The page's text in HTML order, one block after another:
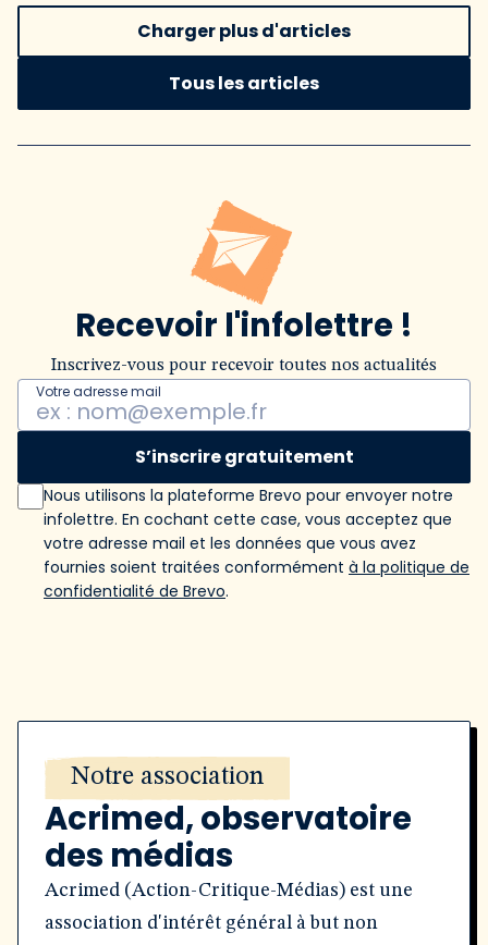
Charger plus d'articles
Tous les articles
Recevoir l'infolettre !
Inscrivez-vous pour recevoir toutes nos actualités
Votre adresse mail
S’inscrire gratuitement
Nous utilisons la plateforme Brevo pour envoyer notre
infolettre. En cochant cette case, vous acceptez que
votre adresse mail et les données que vous avez
fournies soient traitées conformément à la politique de
confidentialité de Brevo.
Notre association
Acrimed, observatoire
des médias
Acrimed (Action-Critique-Médias) est une
association d'intérêt général à but non